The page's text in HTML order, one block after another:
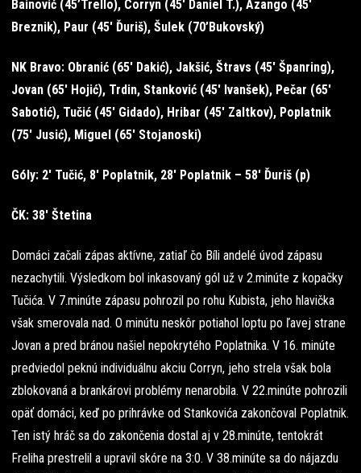
Bainović (45’Trello), Corryn (45′ Daniel T.), Azango (45′
Breznik), Paur (45′ Ďuriš), Šulek (70’Bukovský)
NK Bravo: Obranić (65′ Dakić), Jakšić, Štravs (45′ Španring),
Jovan (65′ Hojić), Trdin, Stanković (45′ Ivanšek), Pečar (65′
Sabotić), Tučić (45′ Gidado), Hribar (45′ Zaltkov), Poplatnik
(75′ Jusić), Miguel (65′ Stojanoski)
Góly: 2′ Tučić, 8′ Poplatnik, 28′ Poplatnik – 58′ Ďuriš (p)
ČK: 38′ Štetina
Domáci začali zápas aktívne, zatiaľ čo Bíli andelé úvod zápasu
nezachytili. Výsledkom bol inkasovaný gól už v 2.minúte z kopačky
Tučića. V 7.minúte zápasu pohrozil po rohu Kubista, jeho hlavička
však smerovala nad. O minútu neskôr potiahol loptu po ľavej strane
Jovan a pred bránou našiel nepokrytého Poplatnika. V 16. minúte
predviedol peknú individuálnu akciu Corryn, jeho strela však bola
zblokovaná a brankárovi problémy nenarobila. V 22.minúte pohrozili
opäť domáci, keď po prihrávke od Stankovića zakončoval Poplatnik.
Ten istý hráč sa do zakončenia dostal aj v 28.minúte, tentokrát
Freliha prestrelil a upravil skóre na 3:0. V 38.minúte sa do nájazdu